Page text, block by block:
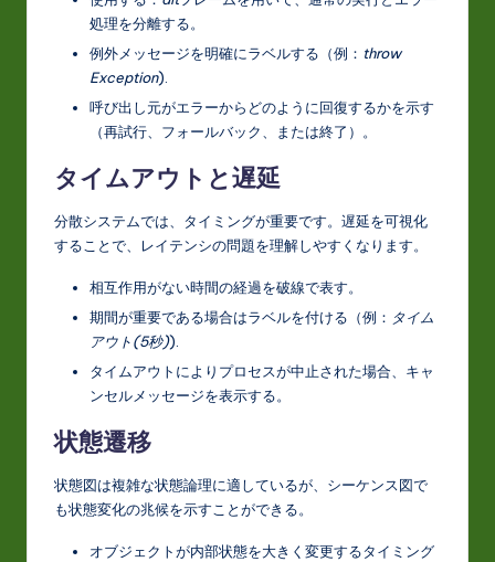
処理を分離する。
例外メッセージを明確にラベルする（例： throw
Exception).
呼び出し元がエラーからどのように回復するかを示す
（再試行、フォールバック、または終了）。
タイムアウトと遅延
分散システムでは、タイミングが重要です。遅延を可視化
することで、レイテンシの問題を理解しやすくなります。
相互作用がない時間の経過を破線で表す。
期間が重要である場合はラベルを付ける（例： タイム
アウト(5秒)).
タイムアウトによりプロセスが中止された場合、キャ
ンセルメッセージを表示する。
状態遷移
状態図は複雑な状態論理に適しているが、シーケンス図で
も状態変化の兆候を示すことができる。
オブジェクトが内部状態を大きく変更するタイミング